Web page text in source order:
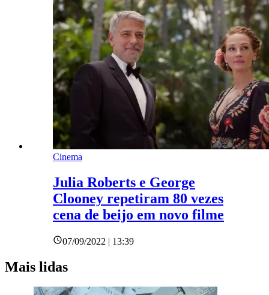
Cinema
Julia Roberts e George
Clooney repetiram 80 vezes
cena de beijo em novo filme
07/09/2022 | 13:39
Mais lidas